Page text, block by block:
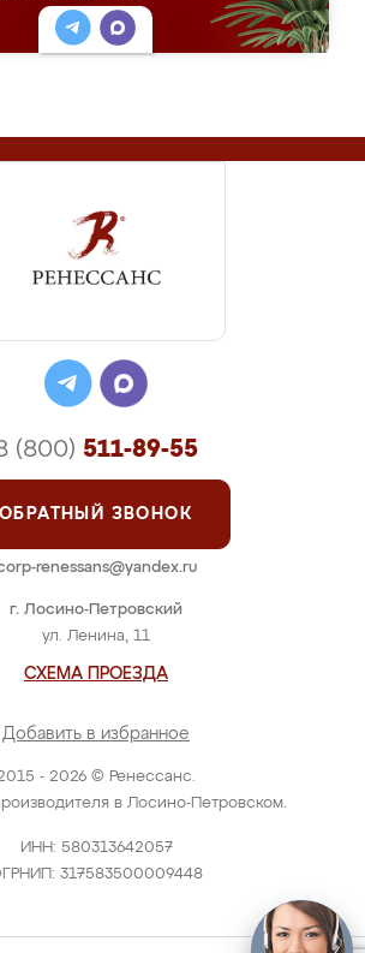
- 2026 © Ренессанс.
в Лосино-Петровском.
ИНН: 580313642057
317583500009448
г. Лосино-Петровский
ул. Ленина, 11
СХЕМА ПРОЕЗДА
Добавить в избранное
(800) 511-89-55
ОБРАТНЫЙ ЗВОНОК
renessans@yandex.ru